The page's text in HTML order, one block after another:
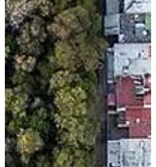
COVID19
Crecimiento Poblacional
Desastres Naturales
Drenaje
Drenaje Pluvial
Descontaminación
ecohidrológico
Drenaje Sostenible
economía
Ecología
empresas constructoras
GIS